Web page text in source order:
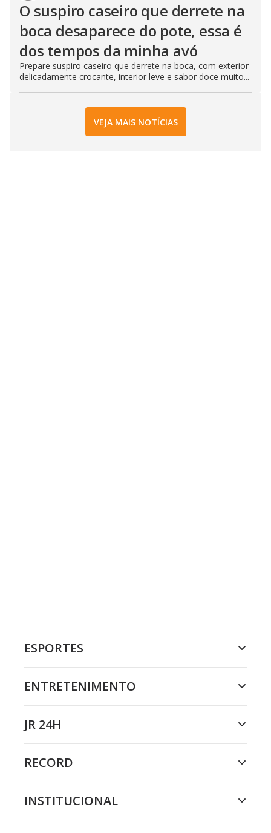
O suspiro caseiro que derrete na
boca desaparece do pote, essa é
dos tempos da minha avó
Prepare suspiro caseiro que derrete na boca, com exterior
delicadamente crocante, interior leve e sabor doce muito...
VEJA MAIS NOTÍCIAS
ESPORTES
ENTRETENIMENTO
JR 24H
RECORD
INSTITUCIONAL